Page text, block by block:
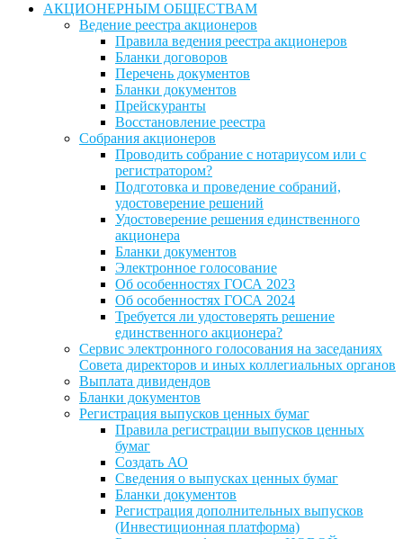
АКЦИОНЕРНЫМ ОБЩЕСТВАМ
Ведение реестра акционеров
Правила ведения реестра акционеров
Бланки договоров
Перечень документов
Бланки документов
Прейскуранты
Восстановление реестра
Собрания акционеров
Проводить собрание с нотариусом или с
регистратором?
Подготовка и проведение собраний,
удостоверение решений
Удостоверение решения единственного
акционера
Бланки документов
Электронное голосование
Об особенностях ГОСА 2023
Об особенностях ГОСА 2024
Требуется ли удостоверять решение
единственного акционера?
Сервис электронного голосования на заседаниях
Совета директоров и иных коллегиальных органов
Выплата дивидендов
Бланки документов
Регистрация выпусков ценных бумаг
Правила регистрации выпусков ценных
бумаг
Создать АО
Сведения о выпусках ценных бумаг
Бланки документов
Регистрация дополнительных выпусков
(Инвестиционная платформа)